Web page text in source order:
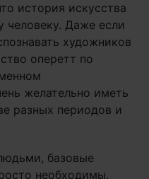
история искусства
человеку. Даже если
художников
оперетт по
желательно иметь
разных периодов и
базовые
необходимы.